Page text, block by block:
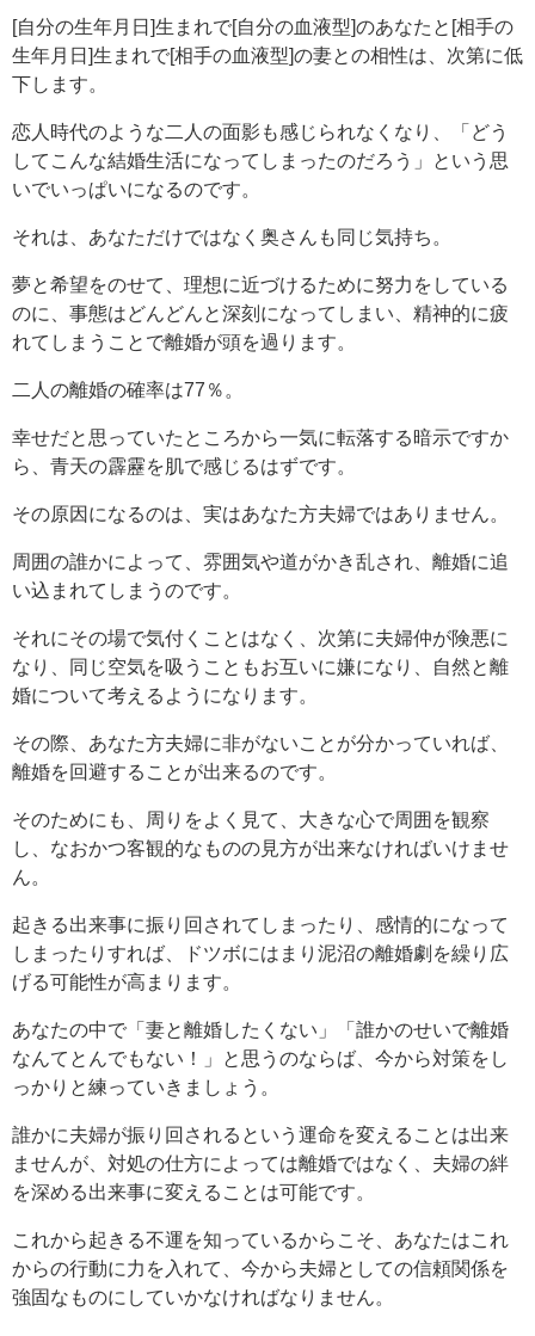
[自分の生年月日]生まれで[自分の血液型]のあなたと[相手の
生年月日]生まれで[相手の血液型]の妻との相性は、次第に低
下します。
恋人時代のような二人の面影も感じられなくなり、「どう
してこんな結婚生活になってしまったのだろう」という思
いでいっぱいになるのです。
それは、あなただけではなく奥さんも同じ気持ち。
夢と希望をのせて、理想に近づけるために努力をしている
のに、事態はどんどんと深刻になってしまい、精神的に疲
れてしまうことで離婚が頭を過ります。
二人の離婚の確率は77％。
幸せだと思っていたところから一気に転落する暗示ですか
ら、青天の霹靂を肌で感じるはずです。
その原因になるのは、実はあなた方夫婦ではありません。
周囲の誰かによって、雰囲気や道がかき乱され、離婚に追
い込まれてしまうのです。
それにその場で気付くことはなく、次第に夫婦仲が険悪に
なり、同じ空気を吸うこともお互いに嫌になり、自然と離
婚について考えるようになります。
その際、あなた方夫婦に非がないことが分かっていれば、
離婚を回避することが出来るのです。
そのためにも、周りをよく見て、大きな心で周囲を観察
し、なおかつ客観的なものの見方が出来なければいけませ
ん。
起きる出来事に振り回されてしまったり、感情的になって
しまったりすれば、ドツボにはまり泥沼の離婚劇を繰り広
げる可能性が高まります。
あなたの中で「妻と離婚したくない」「誰かのせいで離婚
なんてとんでもない！」と思うのならば、今から対策をし
っかりと練っていきましょう。
誰かに夫婦が振り回されるという運命を変えることは出来
ませんが、対処の仕方によっては離婚ではなく、夫婦の絆
を深める出来事に変えることは可能です。
これから起きる不運を知っているからこそ、あなたはこれ
からの行動に力を入れて、今から夫婦としての信頼関係を
強固なものにしていかなければなりません。